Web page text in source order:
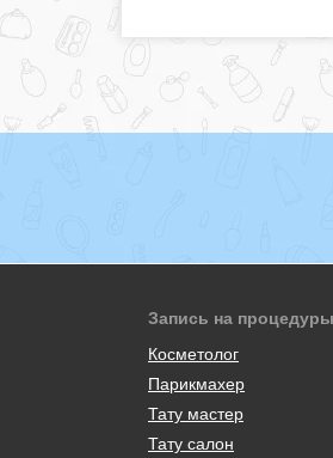
Запись на
Косметолог
Парикмахер
Тату мастер
Тату салон